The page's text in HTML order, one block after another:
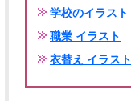
学校のイラスト
職業 イラスト
衣替え イラスト